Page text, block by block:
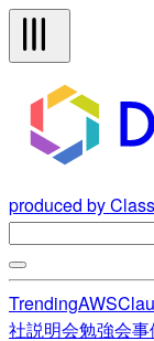
produced by
TrendingAWS
社説明会勉強会事